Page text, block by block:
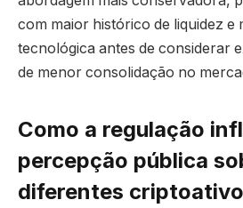
com maior histórico de liquidez e
tecnológica antes de considerar
de menor consolidação no
Como a regulação
percepção pública
diferentes